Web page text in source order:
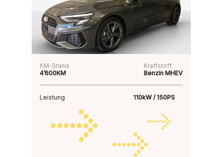
KM-Stand
4’600KM
Kraftstoff
Benzin MHEV
Leistung 110kW / 150PS